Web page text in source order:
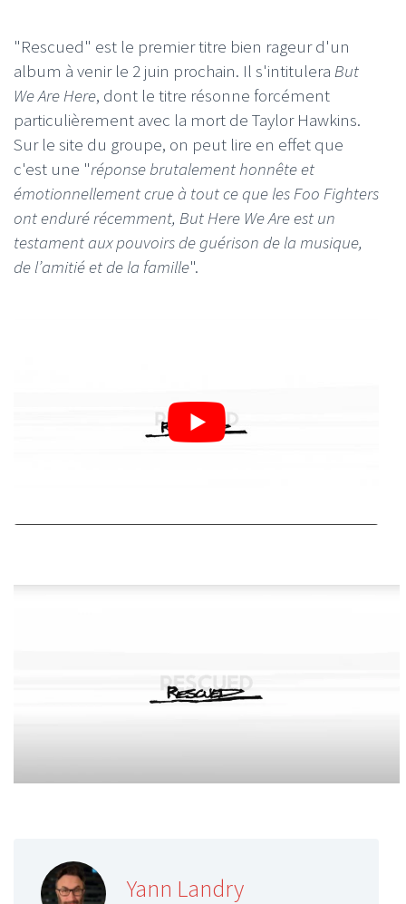
"Rescued" est le premier titre bien rageur d'un
album à venir le 2 juin prochain. Il s'intitulera But
We Are Here, dont le titre résonne forcément
particulièrement avec la mort de Taylor Hawkins.
Sur le site du groupe, on peut lire en effet que
c'est une "réponse brutalement honnête et
émotionnellement crue à tout ce que les Foo Fighters
ont enduré récemment, But Here We Are est un
testament aux pouvoirs de guérison de la musique,
de l’amitié et de la famille".
Yann Landry